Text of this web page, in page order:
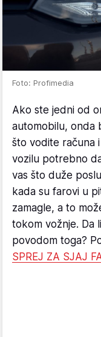
Foto: Profimedia
Ako ste jedni od
automobilu, onda
što vodite računa
vozilu potrebno
vas što duže
kada su farovi u
zamagle, a to
tokom vožnje. Da
povodom toga?
SPREJ ZA SJAJ